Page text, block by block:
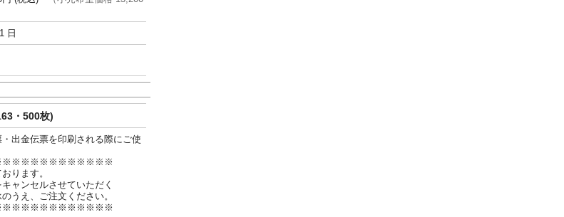
日
・500枚)
出金伝票を印刷される際にご使
ります。
ャンセルさせていただく
うえ、ご注文ください。